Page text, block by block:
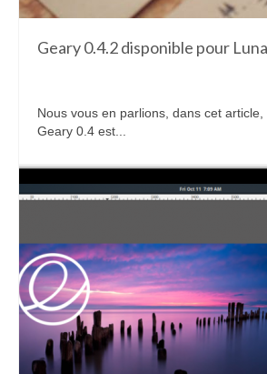
Geary 0.4.2 disponible pour
Nous vous en parlions, dans cet
Geary 0.4 est...